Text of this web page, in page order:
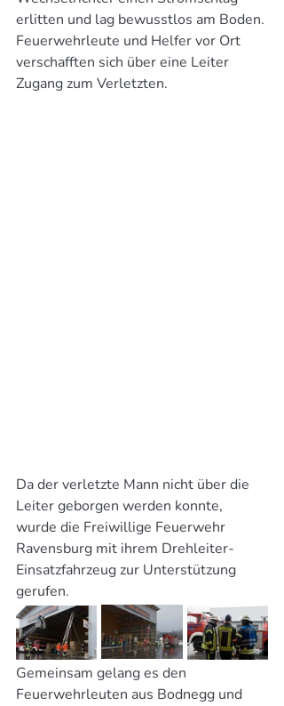
erlitten und lag bewusstlos am Boden.
Feuerwehrleute und Helfer vor Ort
verschafften sich über eine Leiter
Zugang zum Verletzten.
Da der verletzte Mann nicht über die
Leiter geborgen werden konnte,
wurde die Freiwillige Feuerwehr
Ravensburg mit ihrem Drehleiter-
Einsatzfahrzeug zur Unterstützung
gerufen.
Gemeinsam gelang es den
Feuerwehrleuten aus Bodnegg und